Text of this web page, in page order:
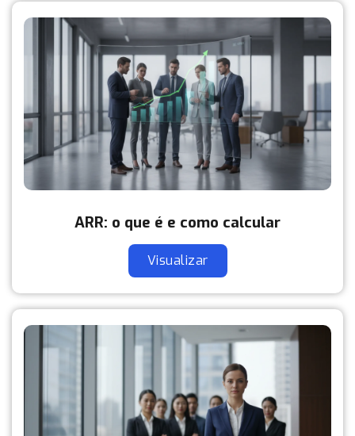
ARR: o que é e como calcular
Visualizar